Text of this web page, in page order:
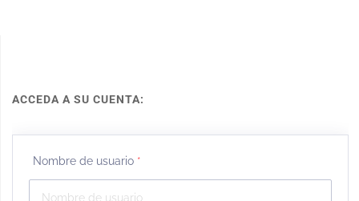
ACCEDA A SU CUENTA:
Nombre de usuario *